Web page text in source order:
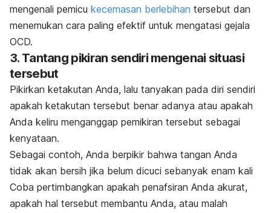
mengenali pemicu kecemasan berlebihan tersebut dan
menemukan cara paling efektif untuk mengatasi gejala
OCD.
3. Tantang pikiran sendiri mengenai situasi
tersebut
Pikirkan ketakutan Anda, lalu tanyakan pada diri sendiri
apakah ketakutan tersebut benar adanya atau apakah
Anda keliru menganggap pemikiran tersebut sebagai
kenyataan.
Sebagai contoh, Anda berpikir bahwa tangan Anda
tidak akan bersih jika belum dicuci sebanyak enam kali
Coba pertimbangkan apakah penafsiran Anda akurat,
apakah hal tersebut membantu Anda, atau malah